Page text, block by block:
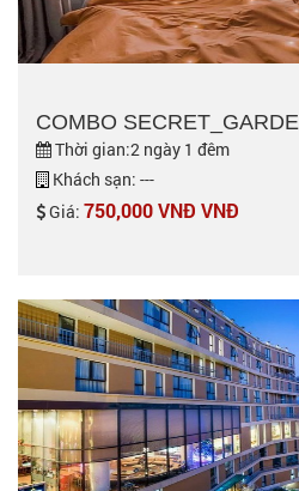
COMBO
Thời gian:2 ngày 1 đêm
Khách sạn: ---
Giá: 750,000 VNĐ VNĐ